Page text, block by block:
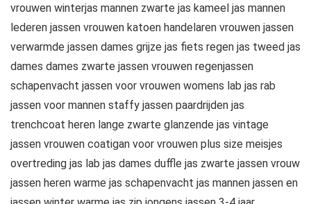
vrouwen winterjas mannen zwarte jas kameel jas mannen
lederen jassen vrouwen katoen handelaren vrouwen jassen
verwarmde jassen dames grijze jas fiets regen jas tweed jas
dames dames zwarte jassen vrouwen regenjassen
schapenvacht jassen voor vrouwen womens lab jas rab
jassen voor mannen staffy jassen paardrijden jas
trenchcoat heren lange zwarte glanzende jas vintage
jassen vrouwen coatigan voor vrouwen plus size meisjes
overtreding jas lab jas dames duffle jas zwarte jassen vrouw
jassen heren warme jas schapenvacht jas mannen jassen en